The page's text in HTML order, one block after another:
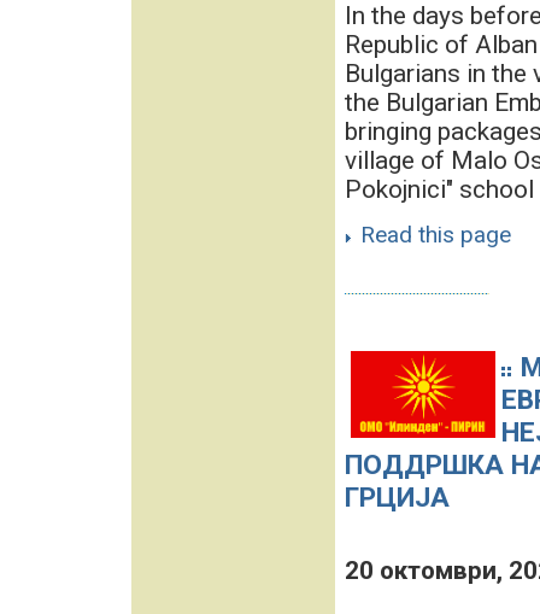
In the days
Republic of
Bulgarians in the
the Bulgarian
bringing
village of Malo
Pokojnici" school
Read this page
ПОДДРШКА
ГРЦИЈА
20 октомври,